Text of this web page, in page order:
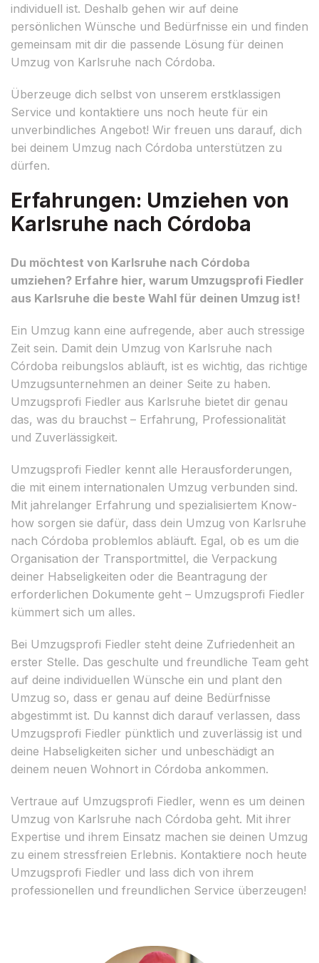
individuell ist. Deshalb gehen wir auf deine
persönlichen Wünsche und Bedürfnisse ein und finden
gemeinsam mit dir die passende Lösung für deinen
Umzug von Karlsruhe nach Córdoba.
Überzeuge dich selbst von unserem erstklassigen
Service und kontaktiere uns noch heute für ein
unverbindliches Angebot! Wir freuen uns darauf, dich
bei deinem Umzug nach Córdoba unterstützen zu
dürfen.
Erfahrungen: Umziehen von
Karlsruhe nach Córdoba
Du möchtest von Karlsruhe nach Córdoba
umziehen? Erfahre hier, warum Umzugsprofi Fiedler
aus Karlsruhe die beste Wahl für deinen Umzug ist!
Ein Umzug kann eine aufregende, aber auch stressige
Zeit sein. Damit dein Umzug von Karlsruhe nach
Córdoba reibungslos abläuft, ist es wichtig, das richtige
Umzugsunternehmen an deiner Seite zu haben.
Umzugsprofi Fiedler aus Karlsruhe bietet dir genau
das, was du brauchst – Erfahrung, Professionalität
und Zuverlässigkeit.
Umzugsprofi Fiedler kennt alle Herausforderungen,
die mit einem internationalen Umzug verbunden sind.
Mit jahrelanger Erfahrung und spezialisiertem Know-
how sorgen sie dafür, dass dein Umzug von Karlsruhe
nach Córdoba problemlos abläuft. Egal, ob es um die
Organisation der Transportmittel, die Verpackung
deiner Habseligkeiten oder die Beantragung der
erforderlichen Dokumente geht – Umzugsprofi Fiedler
kümmert sich um alles.
Bei Umzugsprofi Fiedler steht deine Zufriedenheit an
erster Stelle. Das geschulte und freundliche Team geht
auf deine individuellen Wünsche ein und plant den
Umzug so, dass er genau auf deine Bedürfnisse
abgestimmt ist. Du kannst dich darauf verlassen, dass
Umzugsprofi Fiedler pünktlich und zuverlässig ist und
deine Habseligkeiten sicher und unbeschädigt an
deinem neuen Wohnort in Córdoba ankommen.
Vertraue auf Umzugsprofi Fiedler, wenn es um deinen
Umzug von Karlsruhe nach Córdoba geht. Mit ihrer
Expertise und ihrem Einsatz machen sie deinen Umzug
zu einem stressfreien Erlebnis. Kontaktiere noch heute
Umzugsprofi Fiedler und lass dich von ihrem
professionellen und freundlichen Service überzeugen!